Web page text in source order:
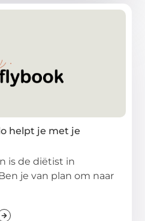
helpt je met je
is de diëtist in
je van plan om naar